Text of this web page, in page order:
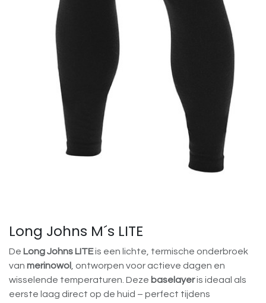
Long Johns M´s LITE
De Long Johns LITEis een lichte, termische onderbroek
van merinowol , ontworpen voor actieve dagen en
wisselende temperaturen. Deze baselayeris ideaal als
eerste laag direct op de huid – perfect tijdens